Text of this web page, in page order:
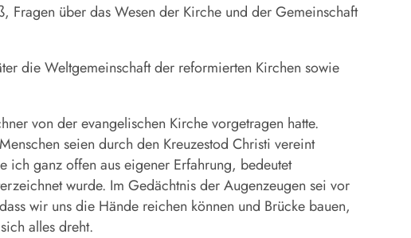
Fragen über das Wesen der Kirche und der Gemeinschaft
die Weltgemeinschaft der reformierten Kirchen sowie
von der evangelischen Kirche vorgetragen hatte.
seien durch den Kreuzestod Christi vereint
ich ganz offen aus eigener Erfahrung, bedeutet
wurde. Im Gedächtnis der Augenzeugen sei vor
wir uns die Hände reichen können und Brücke bauen,
alles dreht.